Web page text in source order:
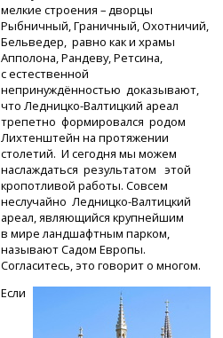
мелкие строения – дворцы
Рыбничный, Граничный, Охотничий,
Бельведер, равно как и храмы
Апполона, Рандеву, Ретсина,
с естественной
непринуждённостью доказывают,
что Ледницко-Валтицкий ареал
трепетно формировался родом
Лихтенштейн на протяжении
столетий. И сегодня мы можем
наслаждаться результатом этой
кропотливой работы. Совсем
неслучайно Ледницко-Валтицкий
ареал, являющийся крупнейшим
в мире ландшафтным парком,
называют Садом Европы.
Согласитесь, это говорит о многом.
Если